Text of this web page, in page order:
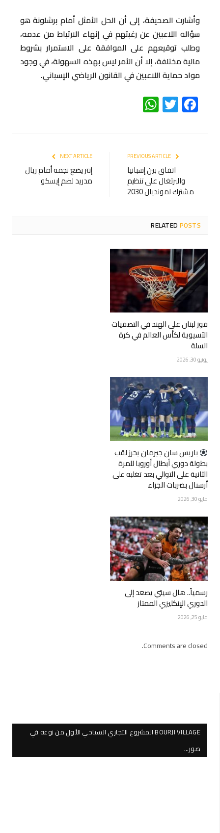
وأشارت الصحيفة، إلى أن الحل الأمثل أمام برشلونة هو
سؤاله اللاعبين عن رغبتهم في إنهاء الارتباط من عدمه،
وطلب توقيعهم على الموافقة على الاستمرار بشروط
مالية مختلفة، إلا أن الأمر ليس بهذه السهولة، في وجود
مواد حماية اللاعبين في القانون الرياضي الإسباني.
Facebook
Twitter
WhatsApp
اتفاق بين إسبانيا
والبرتغال على تنظيم
مشترك لمونديال 2030
NEXT ARTICLE
إنتر يضع نجمه أمام ريال
مدريد لضم إيسكو
RELATEDPOSTS
فوز لبنان على الهند في التصفيات
الآسيوية لكأس العالم في كرة
السلة
يونيو 30, 2026
‏باريس سان جيرمان يحرز لقب
بطولة دوري أبطال أوروبا للمرة
الثانية على التوالي بعد تغلبه على
أرسنال بضربات الجزاء
مايو 30, 2026
رسمياً.. هال سيتي يصعد إلى
الدوري الإنكليزي الممتاز
مايو 25, 2026
Comments are closed.
BOURJI VILLAGE المشروع التجاري السياحي الأول من نوعه في
صور…